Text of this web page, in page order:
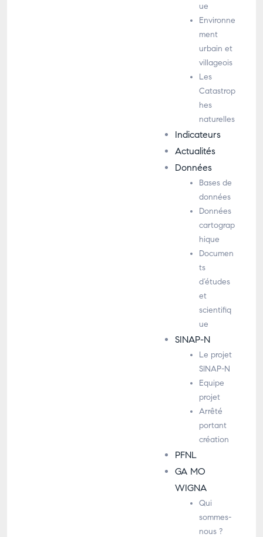
ue
Environne
ment
urbain et
villageois
Les
Catastrop
hes
naturelles
Indicateurs
Actualités
Données
Bases de
données
Données
cartograp
hique
Documen
ts
d’études
et
scientifiq
ue
SINAP-N
Le projet
SINAP-N
Equipe
projet
Arrêté
portant
création
PFNL
GA MO
WIGNA
Qui
sommes-
nous ?